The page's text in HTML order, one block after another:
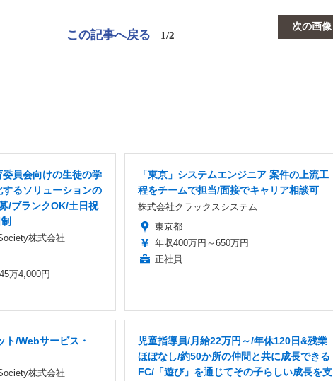
次の画像
この記事へ戻る 1/2
員会向けの生徒の学
るソリューションの
/ブランクOK/土日祝
株式会社
万4,000円
「東京」システムエンジニア 案件の上流工
程をチームで担当/面接でキャリア相談可
株式会社クラックスシステム
東京都
年収400万円～650万円
正社員
ト/Webサービス・
株式会社
児童指導員/月給22万円～/年休120日&残業
ほぼなし/約50か所の仲間と共に成長できる
FC/「遊び」を通じてその子らしい成長を支